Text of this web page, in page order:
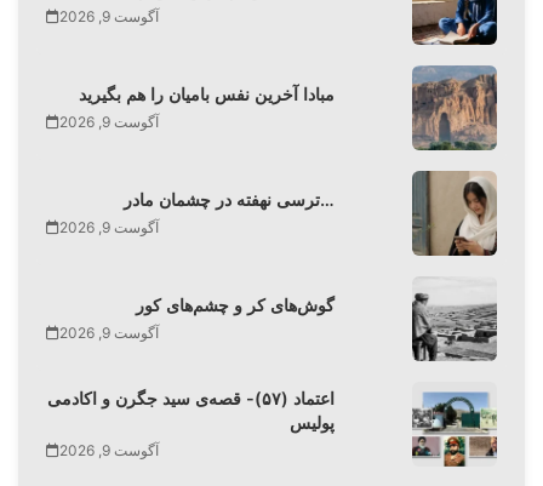
آگوست 9, 2026
مبادا آخرین نفس بامیان را هم بگیرید
آگوست 9, 2026
ترسی نهفته در چشمان مادر…
آگوست 9, 2026
گوش‌های کر و چشم‌های کور
آگوست 9, 2026
اعتماد (۵۷)- قصه‌ی سید جگرن و اکادمی
پولیس
آگوست 9, 2026